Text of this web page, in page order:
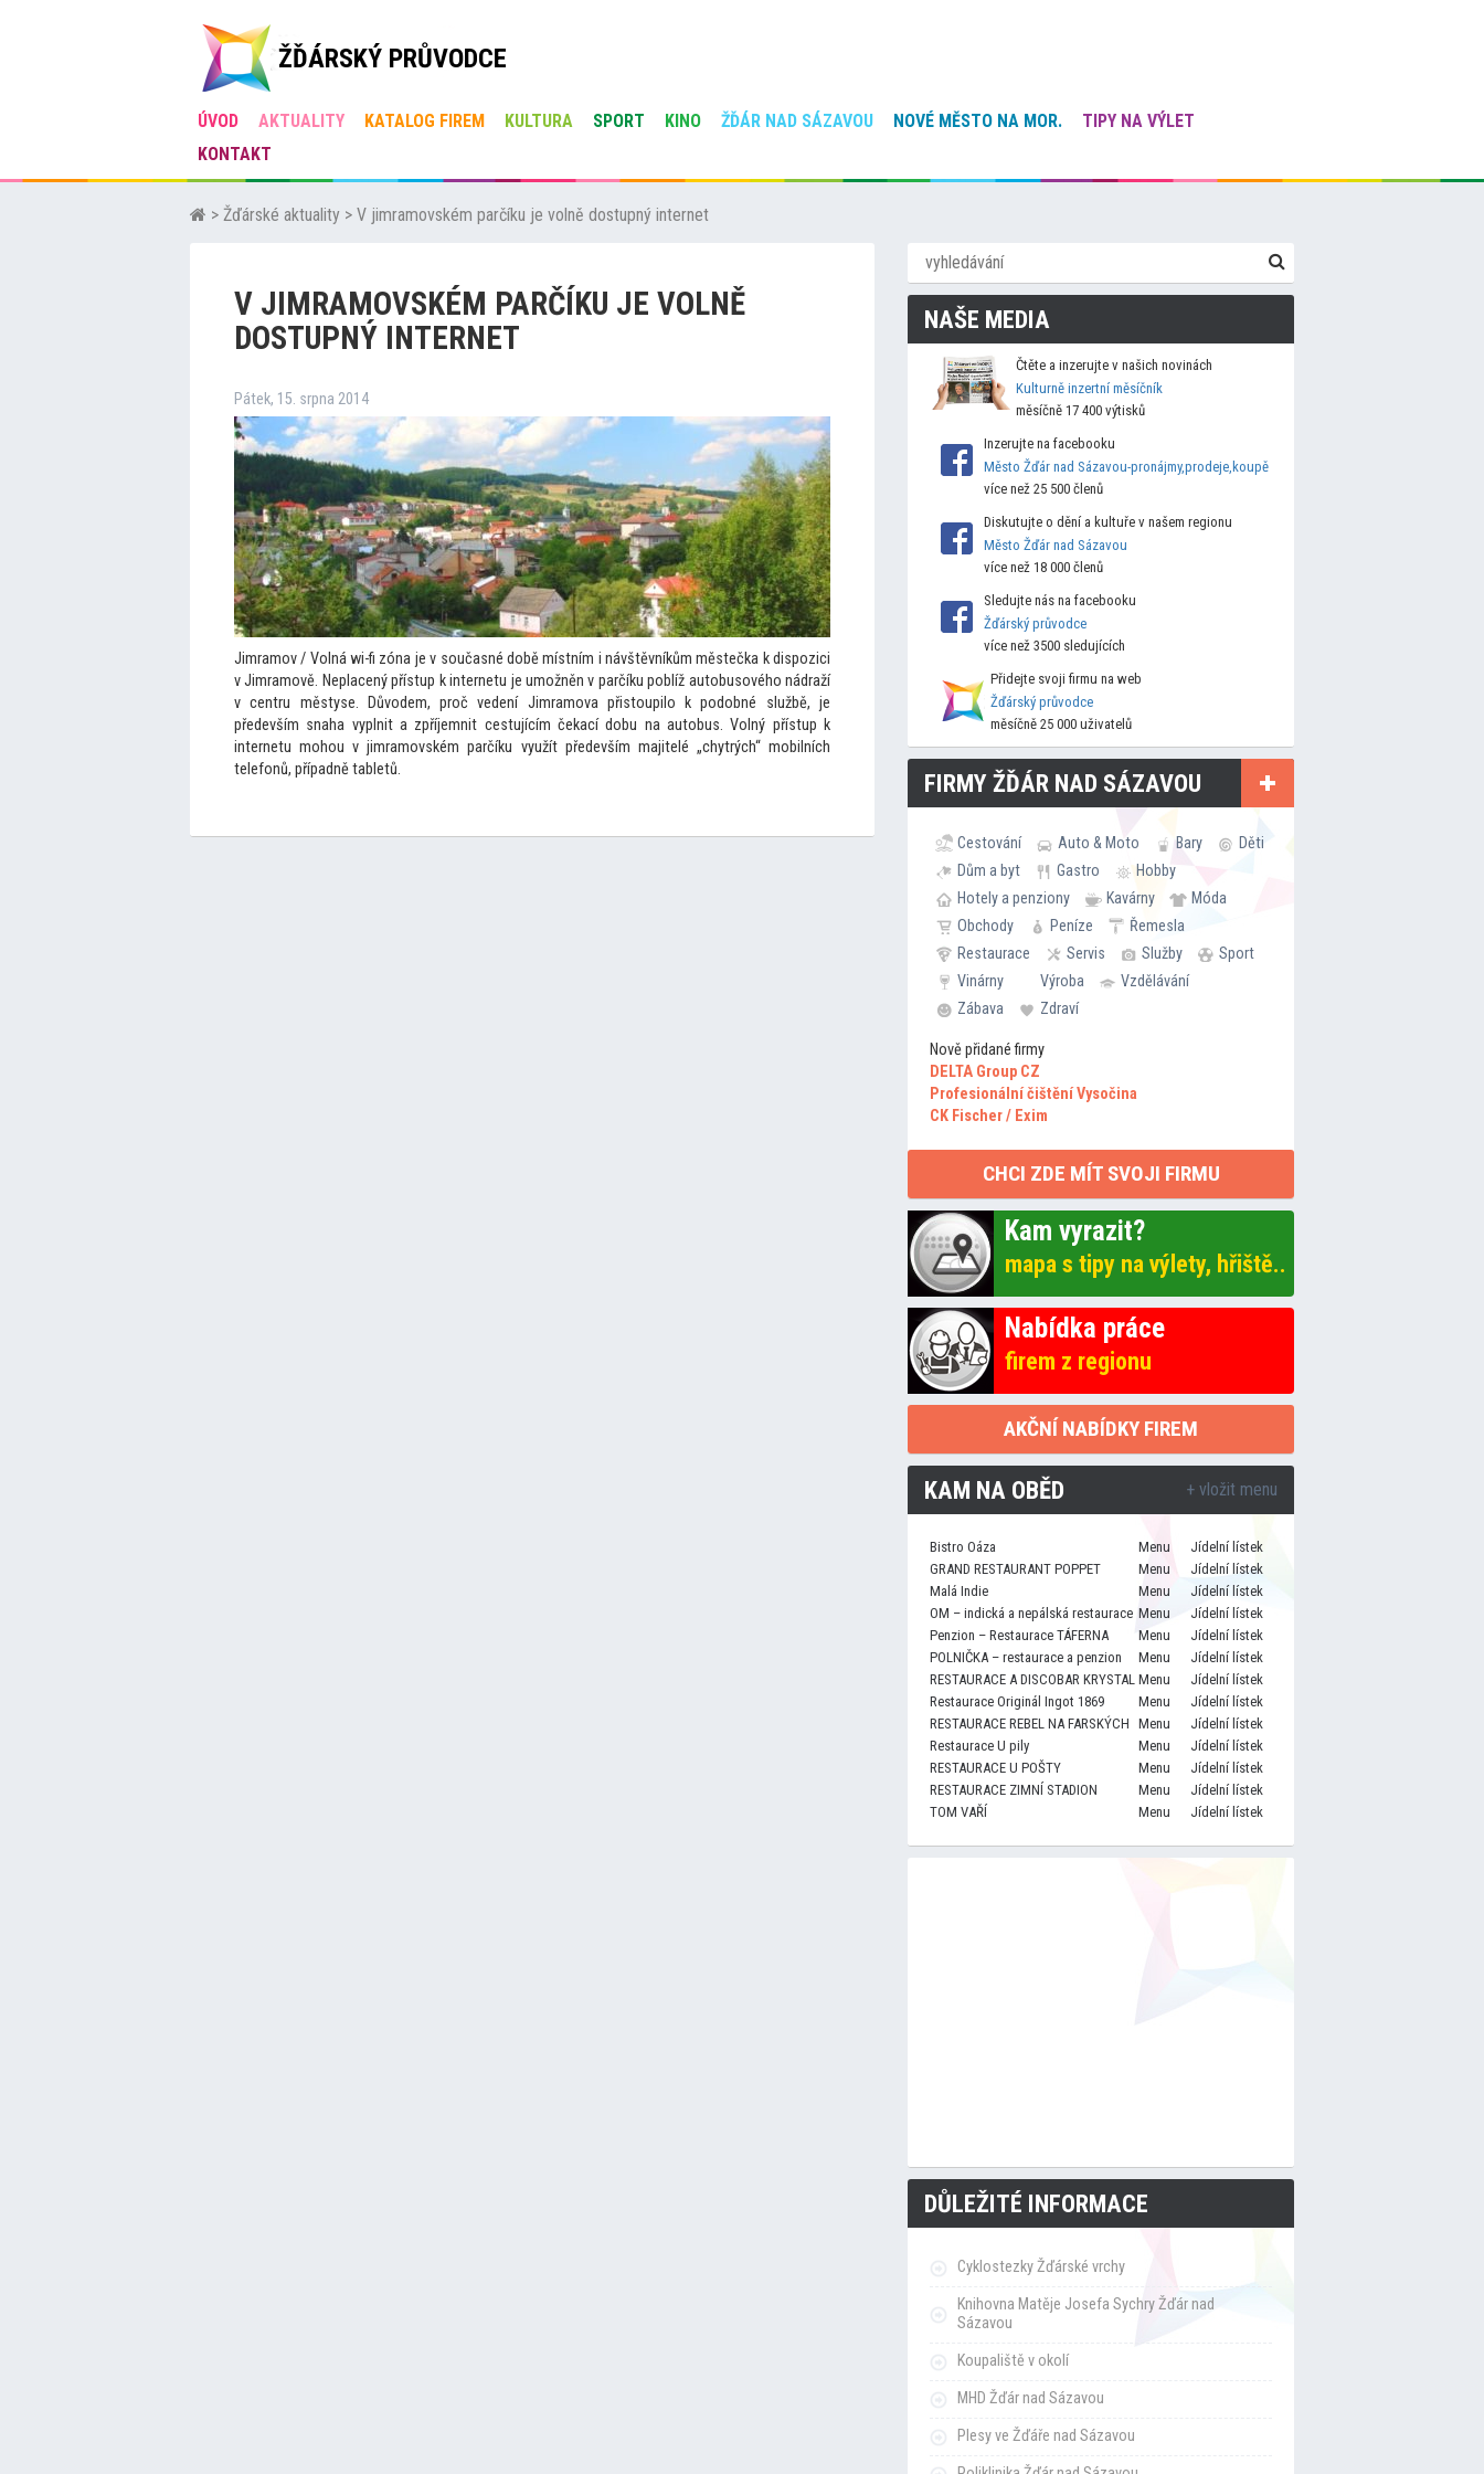
ŽĎÁRSKÝ PRŮVODCE
ÚVOD AKTUALITY KATALOG FIREM KULTURA SPORT KINO ŽĎÁR NAD SÁZAVOU NOVÉ MĚSTO NA MOR.
TIPY NA VÝLET
KONTAKT
> Žďárské aktuality > V jimramovském parčíku je volně dostupný internet
V JIMRAMOVSKÉM PARČÍKU JE VOLNĚ
DOSTUPNÝ INTERNET
Pátek, 15. srpna 2014
Jimramov / Volná wi-fi zóna je v současné době místním i návštěvníkům městečka k dispozici
v Jimramově. Neplacený přístup k internetu je umožněn v parčíku poblíž autobusového nádraží
v centru městyse. Důvodem, proč vedení Jimramova přistoupilo k podobné službě, je
především snaha vyplnit a zpříjemnit cestujícím čekací dobu na autobus. Volný přístup k
internetu mohou v jimramovském parčíku využít především majitelé „chytrých“ mobilních
telefonů, případně tabletů.
NAŠE MEDIA
Čtěte a inzerujte v našich novinách
Kulturně inzertní měsíčník
měsíčně 17 400 výtisků
Inzerujte na facebooku
Město Žďár nad Sázavou-pronájmy,prodeje,koupě
více než 25 500 členů
Diskutujte o dění a kultuře v našem regionu
Město Žďár nad Sázavou
více než 18 000 členů
Sledujte nás na facebooku
Žďárský průvodce
více než 3500 sledujících
Přidejte svoji firmu na web
Žďárský průvodce
měsíčně 25 000 uživatelů
FIRMY ŽĎÁR NAD SÁZAVOU
Cestování Auto & Moto Bary
Děti
Dům a byt
Gastro
Hobby
Hotely a penziony
Kavárny
Móda
Obchody
Peníze
Řemesla
Restaurace
Servis Služby
Sport
Vinárny
Výroba
Vzdělávání
Zábava
Zdraví
Nově přidané firmy
DELTA Group CZ
Profesionální čištění Vysočina
CK Fischer / Exim
CHCI ZDE MÍT SVOJI FIRMU
Kam vyrazit?
mapa s tipy na výlety, hřiště..
Nabídka práce
firem z regionu
AKČNÍ NABÍDKY FIREM
KAM NA OBĚD + vložit menu
Bistro Oáza Menu
Jídelní lístek
GRAND RESTAURANT POPPET
Menu
Jídelní lístek
Malá Indie
Menu
Jídelní lístek
OM – indická a nepálská restaurace Menu
Jídelní lístek
Penzion – Restaurace TÁFERNA
Menu
Jídelní lístek
POLNIČKA – restaurace a penzion
Menu
Jídelní lístek
RESTAURACE A DISCOBAR KRYSTAL Menu
Jídelní lístek
Restaurace Originál Ingot 1869
Menu
Jídelní lístek
RESTAURACE REBEL NA FARSKÝCH Menu
Jídelní lístek
Restaurace U pily
Menu
Jídelní lístek
RESTAURACE U POŠTY
Menu
Jídelní lístek
RESTAURACE ZIMNÍ STADION
Menu
Jídelní lístek
TOM VAŘÍ
Menu Jídelní lístek
DŮLEŽITÉ INFORMACE
Cyklostezky Žďárské vrchy
Knihovna Matěje Josefa Sychry Žďár nad
Sázavou
Koupaliště v okolí
MHD Žďár nad Sázavou
Plesy ve Žďáře nad Sázavou